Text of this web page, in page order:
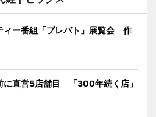
ィー番組「プレバト」展覧会 作
に直営5店舗目 「300年続く店」